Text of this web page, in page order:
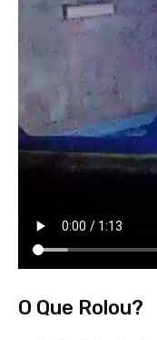
O Que Rolou?